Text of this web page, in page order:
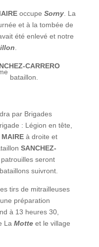
occupe Sorny. La
et à la tombée de
été enlevé et notre
.
CARRERO
bataillon.
par Brigades
: Légion en tête,
MAIREà droite et
SANCHEZ-
seront
suivront.
tirs de mitrailleuses
préparation
à 13 heures 30,
La Motteet le village